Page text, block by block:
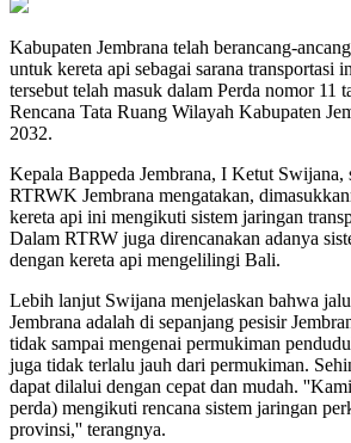
Kabupaten Jembrana telah berancang-
untuk kereta api sebagai sarana transportasi
tersebut telah masuk dalam Perda nomor 11
Rencana Tata Ruang Wilayah Kabupaten
2032.
Kepala Bappeda Jembrana, I Ketut Swijana,
RTRWK Jembrana mengatakan,
kereta api ini mengikuti sistem jaringan
Dalam RTRW juga direncanakan adanya
dengan kereta api mengelilingi Bali.
Lebih lanjut Swijana menjelaskan bahwa
Jembrana adalah di sepanjang pesisir
tidak sampai mengenai permukiman
juga tidak terlalu jauh dari permukiman.
dapat dilalui dengan cepat dan mudah.
perda) mengikuti rencana sistem jaringan
provinsi,'' terangnya.